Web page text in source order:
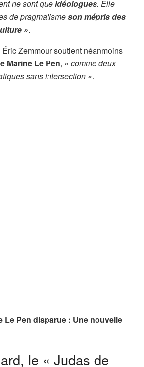
ne sont queidéologues. Elle
de pragmatismeson mépris des
».
Zemmour soutient néanmoins
Marine Le Pen, « comme deux
sans intersection ».
Le Pen disparue : Une nouvelle
le « Judas de